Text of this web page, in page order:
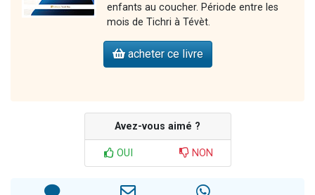
enfants au coucher. Période entre les
mois de Tichri à Tévèt.
acheter ce livre
Avez-vous aimé ?
OUI NON